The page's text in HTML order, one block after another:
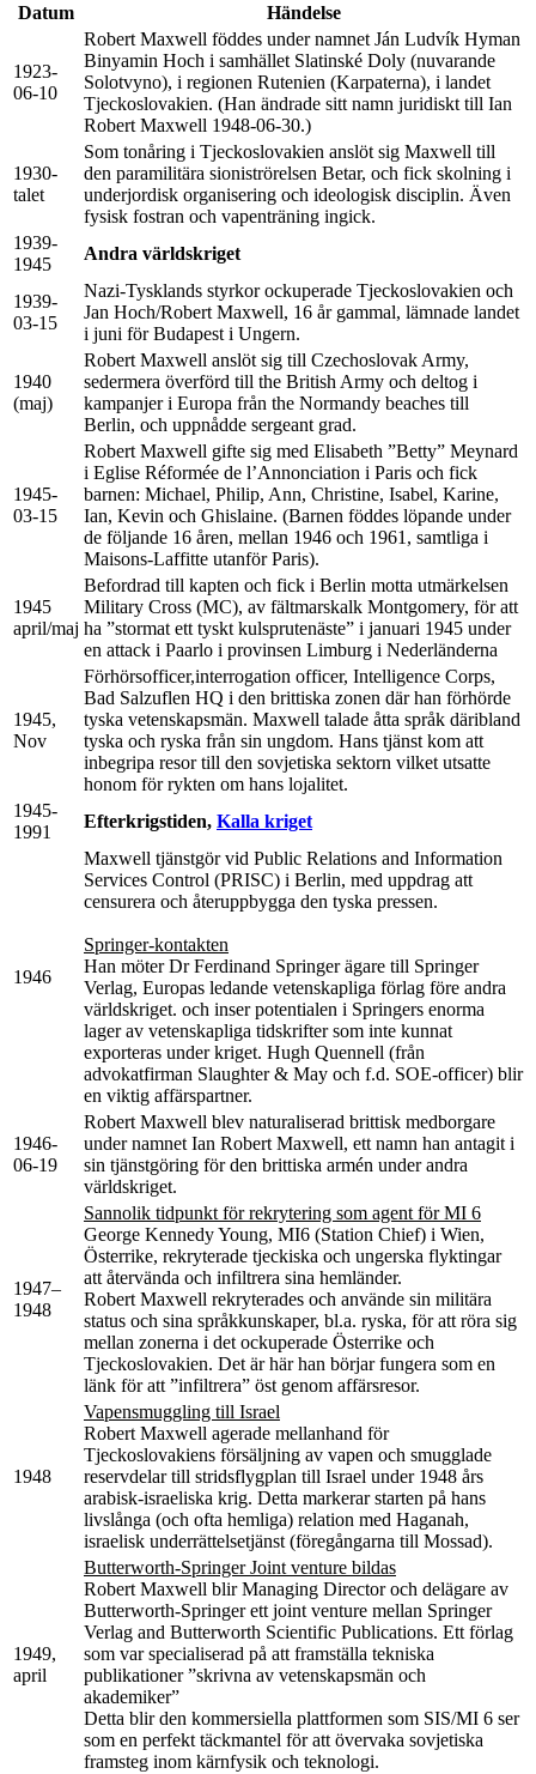
Datum
Händelse
1923-
06-10
Robert Maxwell föddes under namnet Ján Ludvík Hyman
Binyamin Hoch i samhället Slatinské Doly (nuvarande
Solotvyno), i regionen Rutenien (Karpaterna), i landet
Tjeckoslovakien. (Han ändrade sitt namn juridiskt till Ian
Robert Maxwell 1948-06-30.)
1930-
talet
Som tonåring i Tjeckoslovakien anslöt sig Maxwell till
den paramilitära sioniströrelsen Betar, och fick skolning i
underjordisk organisering och ideologisk disciplin. Även
fysisk fostran och vapenträning ingick.
1939-
1945
Andra världskriget
1939-
03-15
Nazi-Tysklands styrkor ockuperade Tjeckoslovakien och
Jan Hoch/Robert Maxwell, 16 år gammal, lämnade landet
i juni för Budapest i Ungern.
1940
(maj)
Robert Maxwell anslöt sig till Czechoslovak Army,
sedermera överförd till the British Army och deltog i
kampanjer i Europa från the Normandy beaches till
Berlin, och uppnådde sergeant grad.
1945-
03-15
Robert Maxwell gifte sig med Elisabeth ”Betty” Meynard
i Eglise Réformée de l’Annonciation i Paris och fick
barnen: Michael, Philip, Ann, Christine, Isabel, Karine,
Ian, Kevin och Ghislaine. (Barnen föddes löpande under
de följande 16 åren, mellan 1946 och 1961, samtliga i
Maisons-Laffitte utanför Paris).
1945
april/maj
Befordrad till kapten och fick i Berlin motta utmärkelsen
Military Cross (MC), av fältmarskalk Montgomery, för att
ha ”stormat ett tyskt kulsprutenäste” i januari 1945 under
en attack i Paarlo i provinsen Limburg i Nederländerna
1945,
Nov
Förhörsofficer,interrogation officer, Intelligence Corps,
Bad Salzuflen HQ i den brittiska zonen där han förhörde
tyska vetenskapsmän. Maxwell talade åtta språk däribland
tyska och ryska från sin ungdom. Hans tjänst kom att
inbegripa resor till den sovjetiska sektorn vilket utsatte
honom för rykten om hans lojalitet.
1945-
1991
Efterkrigstiden, Kalla kriget
1946
Maxwell tjänstgör vid Public Relations and Information
Services Control (PRISC) i Berlin, med uppdrag att
censurera och återuppbygga den tyska pressen.
Springer-kontakten
Han möter Dr Ferdinand Springer ägare till Springer
Verlag, Europas ledande vetenskapliga förlag före andra
världskriget. och inser potentialen i Springers enorma
lager av vetenskapliga tidskrifter som inte kunnat
exporteras under kriget. Hugh Quennell (från
advokatfirman Slaughter & May och f.d. SOE-officer) blir
en viktig affärspartner.
1946-
06-19
Robert Maxwell blev naturaliserad brittisk medborgare
under namnet Ian Robert Maxwell, ett namn han antagit i
sin tjänstgöring för den brittiska armén under andra
världskriget.
1947–
1948
Sannolik tidpunkt för rekrytering som agent för MI 6
George Kennedy Young, MI6 (Station Chief) i Wien,
Österrike, rekryterade tjeckiska och ungerska flyktingar
att återvända och infiltrera sina hemländer.
Robert Maxwell rekryterades och använde sin militära
status och sina språkkunskaper, bl.a. ryska, för att röra sig
mellan zonerna i det ockuperade Österrike och
Tjeckoslovakien. Det är här han börjar fungera som en
länk för att ”infiltrera” öst genom affärsresor.
1948
Vapensmuggling till Israel
Robert Maxwell agerade mellanhand för
Tjeckoslovakiens försäljning av vapen och smugglade
reservdelar till stridsflygplan till Israel under 1948 års
arabisk-israeliska krig. Detta markerar starten på hans
livslånga (och ofta hemliga) relation med Haganah,
israelisk underrättelsetjänst (föregångarna till Mossad).
1949,
april
Butterworth-Springer Joint venture bildas
Robert Maxwell blir Managing Director och delägare av
Butterworth-Springer ett joint venture mellan Springer
Verlag and Butterworth Scientific Publications. Ett förlag
som var specialiserad på att framställa tekniska
publikationer ”skrivna av vetenskapsmän och
akademiker”
Detta blir den kommersiella plattformen som SIS/MI 6 ser
som en perfekt täckmantel för att övervaka sovjetiska
framsteg inom kärnfysik och teknologi.